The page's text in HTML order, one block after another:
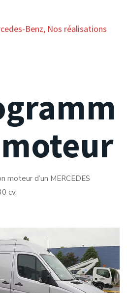
Benz, Nos réalisations
moteur d’un MERCEDES
cv.